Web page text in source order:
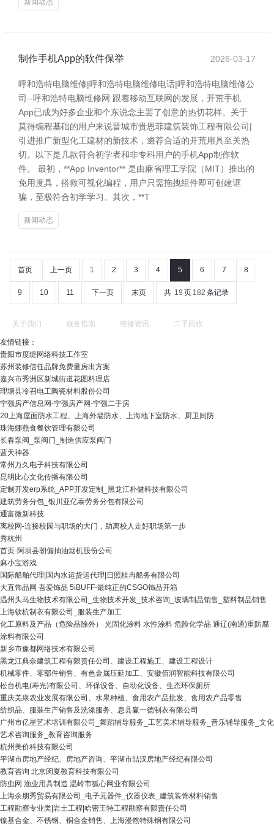
新闻动态
制作手机App的软件保举 2026-03-17
呼和浩特电脑维修|呼和浩特电脑维修电话|呼和浩特电脑维修公
司--呼和浩特电脑维修网 跟着移动互联网的发展，开荒手机
App已成为好多企业和个东说念主罢了创意的热切花样。关于
莫得编程基础的用户来说晋城市贵恩菲建筑装饰工程有限公司|
引进推广新型化工建材的新技术，遴荐合适的开荒用具至关热
切。以下是几款符合初学者和非专科用户的手机App制作软
件。 最初，**App Inventor** 是由麻省理工学院（MIT）推出的
免用度具，搭救可视化编程，用户只需拖拽组件即可创建诓
骗，至极符合初学学习。其次，**T
新闻动态
首页 上一页 1 2 3 4 5 6 7 8
9 10 11 下一页 末页 共 19 页 182 条记录
关于我们 服务指南 维修资讯 二手回收
友情链接：
贵阳市度缇网络科技工作室
苏州装修信任品牌免费量房出方案
嘉兴市秀洲区新城街道花图料理店
理塘县冷召电工陶瓷材料股份公司
宁强房产信息网-宁强房产网-宁强二手房
20上海屋面防水工程、上海外墙防水、上海地下室防水、厨卫间防
珠海娜燕食餐饮管理有限公司
长春泵阀_泵阀门_制造供应泵阀门
蓝天神器
常州万久电子科技有限公司
昆明比心文化传播有限公司
定制开发erp系统_APP开发定制_黑龙江朴健科技有限公司
建筑劳务分包_银川亚亿泰劳务分包有限公司
通富微新科技
离校网-连接校园与职场的大门，助离校人走好职场第一步
秀杭州
首页-阿坝县朝偏抽油烟机股份公司
麻小宝游戏
国际船舶代理|国内水运货运代理|日照桂冉船务有限公司
大直饰品网 吾爱饰品 5iBUFF-最纯正的CSGO饰品开箱
温州头马生物技术有限公司_生物技术开发_技术咨询_玻璃制品销售_塑料制品销售
上海钦杭制衣有限公司_服装生产加工
化工原料及产品（危险品除外） 光固化涂料 水性涂料 危险化学品 通辽(南通)重防腐
涂料有限公司
新乡市豫都网络技术有限公司
黑龙江典奈建筑工程有限责任公司、建设工程施工、建设工程设计
机械零件、零部件销售、有色金属压延加工、安徽佰润智能科技有限公司
松台机电(寿光)有限公司、环保设备、自动化设备、生态环保厕所
重庆羌康农业发展有限公司、水果种植、食用农产品批发、食用农产品零售
纺织品、服装生产销售及洗涤服务、息县赢一德制衣有限公司
广州市亿星艺术培训有限公司_舞蹈辅导服务_工艺美术辅导服务_音乐辅导服务_文化
艺术咨询服务_教育咨询服务
杭州美价科技有限公司
平湖市房地产经纪、房地产咨询、平湖市喆汉房地产经纪有限公司
教育咨询 北京闵夏教育科技有限公司
防虫网 渔业用具制造 温岭市狐心网业有限公司
上海余朋秀贸易有限公司_电子元器件_仪器仪表_建筑装饰材料销售
工程勘察专业类|岩土工程|哈密王特工程勘察有限责任公司
镍基合金、不锈钢、铜合金销售、上海漫然特殊钢有限公司